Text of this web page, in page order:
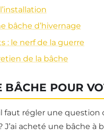
bâche d’hivernage
: le nerf de la guerre
de la bâche
POUR
faut régler une question
J’ai acheté une bâche à